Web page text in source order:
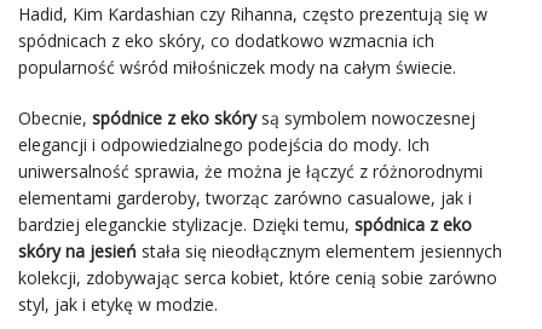
Hadid, Kim Kardashian czy Rihanna, często prezentują się w
spódnicach z eko skóry, co dodatkowo wzmacnia ich
popularność wśród miłośniczek mody na całym świecie.
Obecnie, spódnice z eko skórysą symbolem nowoczesnej
elegancji i odpowiedzialnego podejścia do mody. Ich
uniwersalność sprawia, że można je łączyć z różnorodnymi
elementami garderoby, tworząc zarówno casualowe, jak i
bardziej eleganckie stylizacje. Dzięki temu, spódnica z eko
skóry na jesień stała się nieodłącznym elementem jesiennych
kolekcji, zdobywając serca kobiet, które cenią sobie zarówno
styl, jak i etykę w modzie.